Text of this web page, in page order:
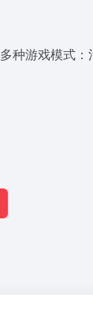
种游戏模式：